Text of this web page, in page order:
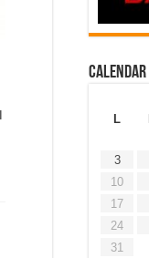
Calendar
L
3
10
17
24
31